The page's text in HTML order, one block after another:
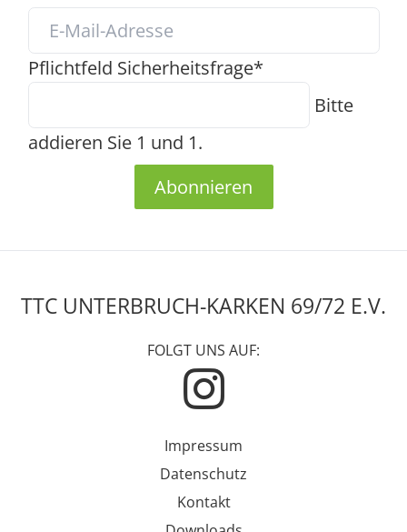
Pflichtfeld Sicherheitsfrage*
Bitte
addieren Sie 1 und 1.
Abonnieren
TTC UNTERBRUCH-KARKEN 69/72 E.V.
FOLGT UNS AUF:
Impressum
Datenschutz
Kontakt